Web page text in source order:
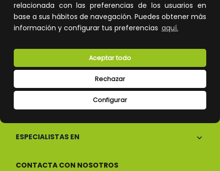
relacionada con las preferencias de los usuarios en
base a sus hábitos de navegación. Puedes obtener más
información y configurar tus preferencias aquí.
Configurar
Rechazar
Aceptar todo
Atención al cliente
CONÓCENOS
ESPECIALISTAS EN
CONTACTA CON NOSOTROS